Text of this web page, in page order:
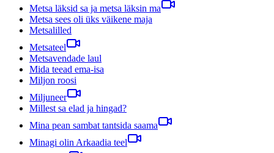
Metsa läksid sa ja metsa läksin ma
Metsa sees oli üks väikene maja
Metsalilled
Metsateel
Metsavendade laul
Mida teead ema-isa
Miljon roosi
Miljuneer
Millest sa elad ja hingad?
Mina pean sambat tantsida saama
Minagi olin Arkaadia teel